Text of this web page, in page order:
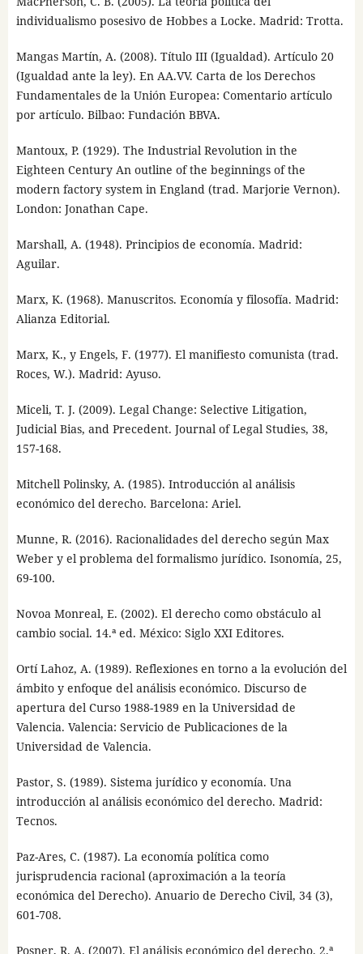
individualismo posesivo de Hobbes a Locke. Madrid: Trotta.
Mangas Martín, A. (2008). Título III (Igualdad). Artículo 20
(Igualdad ante la ley). En AA.VV. Carta de los Derechos
Fundamentales de la Unión Europea: Comentario artículo
por artículo. Bilbao: Fundación BBVA.
Mantoux, P. (1929). The Industrial Revolution in the
Eighteen Century An outline of the beginnings of the
modern factory system in England (trad. Marjorie Vernon).
London: Jonathan Cape.
Marshall, A. (1948). Principios de economía. Madrid:
Aguilar.
Marx, K. (1968). Manuscritos. Economía y filosofía. Madrid:
Alianza Editorial.
Marx, K., y Engels, F. (1977). El manifiesto comunista (trad.
Roces, W.). Madrid: Ayuso.
Miceli, T. J. (2009). Legal Change: Selective Litigation,
Judicial Bias, and Precedent. Journal of Legal Studies, 38,
157-168.
Mitchell Polinsky, A. (1985). Introducción al análisis
económico del derecho. Barcelona: Ariel.
Munne, R. (2016). Racionalidades del derecho según Max
Weber y el problema del formalismo jurídico. Isonomía, 25,
69-100.
Novoa Monreal, E. (2002). El derecho como obstáculo al
cambio social. 14.ª ed. México: Siglo XXI Editores.
Ortí Lahoz, A. (1989). Reflexiones en torno a la evolución del
ámbito y enfoque del análisis económico. Discurso de
apertura del Curso 1988-1989 en la Universidad de
Valencia. Valencia: Servicio de Publicaciones de la
Universidad de Valencia.
Pastor, S. (1989). Sistema jurídico y economía. Una
introducción al análisis económico del derecho. Madrid:
Tecnos.
Paz-Ares, C. (1987). La economía política como
jurisprudencia racional (aproximación a la teoría
económica del Derecho). Anuario de Derecho Civil, 34 (3),
601-708.
Posner, R. A. (2007). El análisis económico del derecho. 2.ª